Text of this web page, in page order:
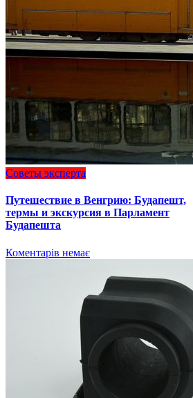
Советы эксперта
Путешествие в Венгрию: Будапешт,
термы и экскурсия в Парламент
Будапешта
Коментарів немає